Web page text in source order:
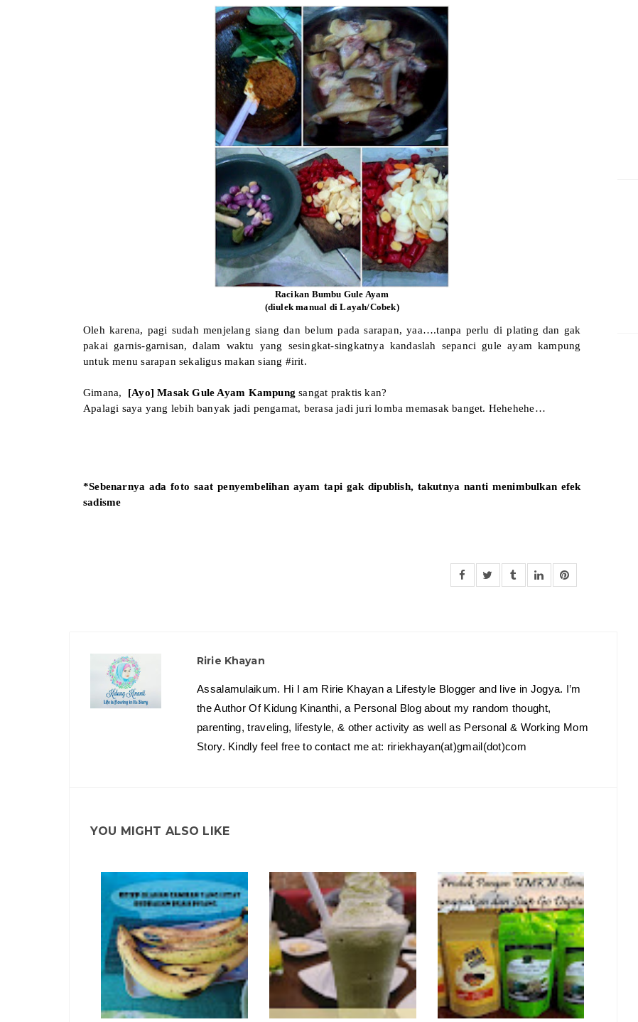
Racikan Bumbu Gule Ayam
(diulek manual di Layah/Cobek)
Oleh karena, pagi sudah menjelang siang dan belum pada sarapan, yaa….tanpa perlu di plating dan gak
pakai garnis-garnisan, dalam waktu yang sesingkat-singkatnya kandaslah sepanci gule ayam kampung
untuk menu sarapan sekaligus makan siang #irit.
Gimana, [Ayo] Masak Gule Ayam Kampung sangat praktis kan?
Apalagi saya yang lebih banyak jadi pengamat, berasa jadi juri lomba memasak banget. Hehehehe…
*Sebenarnya ada foto saat penyembelihan ayam tapi gak dipublish, takutnya nanti menimbulkan efek
sadisme
Ririe Khayan
Assalamulaikum. Hi I am Ririe Khayan a Lifestyle Blogger and live in Jogya. I’m
the Author Of Kidung Kinanthi, a Personal Blog about my random thought,
parenting, traveling, lifestyle, & other activity as well as Personal & Working Mom
Story. Kindly feel free to contact me at: ririekhayan(at)gmail(dot)com
YOU MIGHT ALSO LIKE